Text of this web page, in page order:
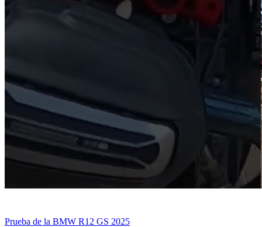
Prueba de la BMW R12 GS 2025